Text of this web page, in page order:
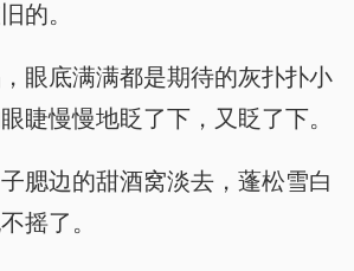
的。
眼底满满都是期待的灰扑扑小
睫慢慢地眨了下，又眨了下。
腮边的甜酒窝淡去，蓬松雪白
摇了。